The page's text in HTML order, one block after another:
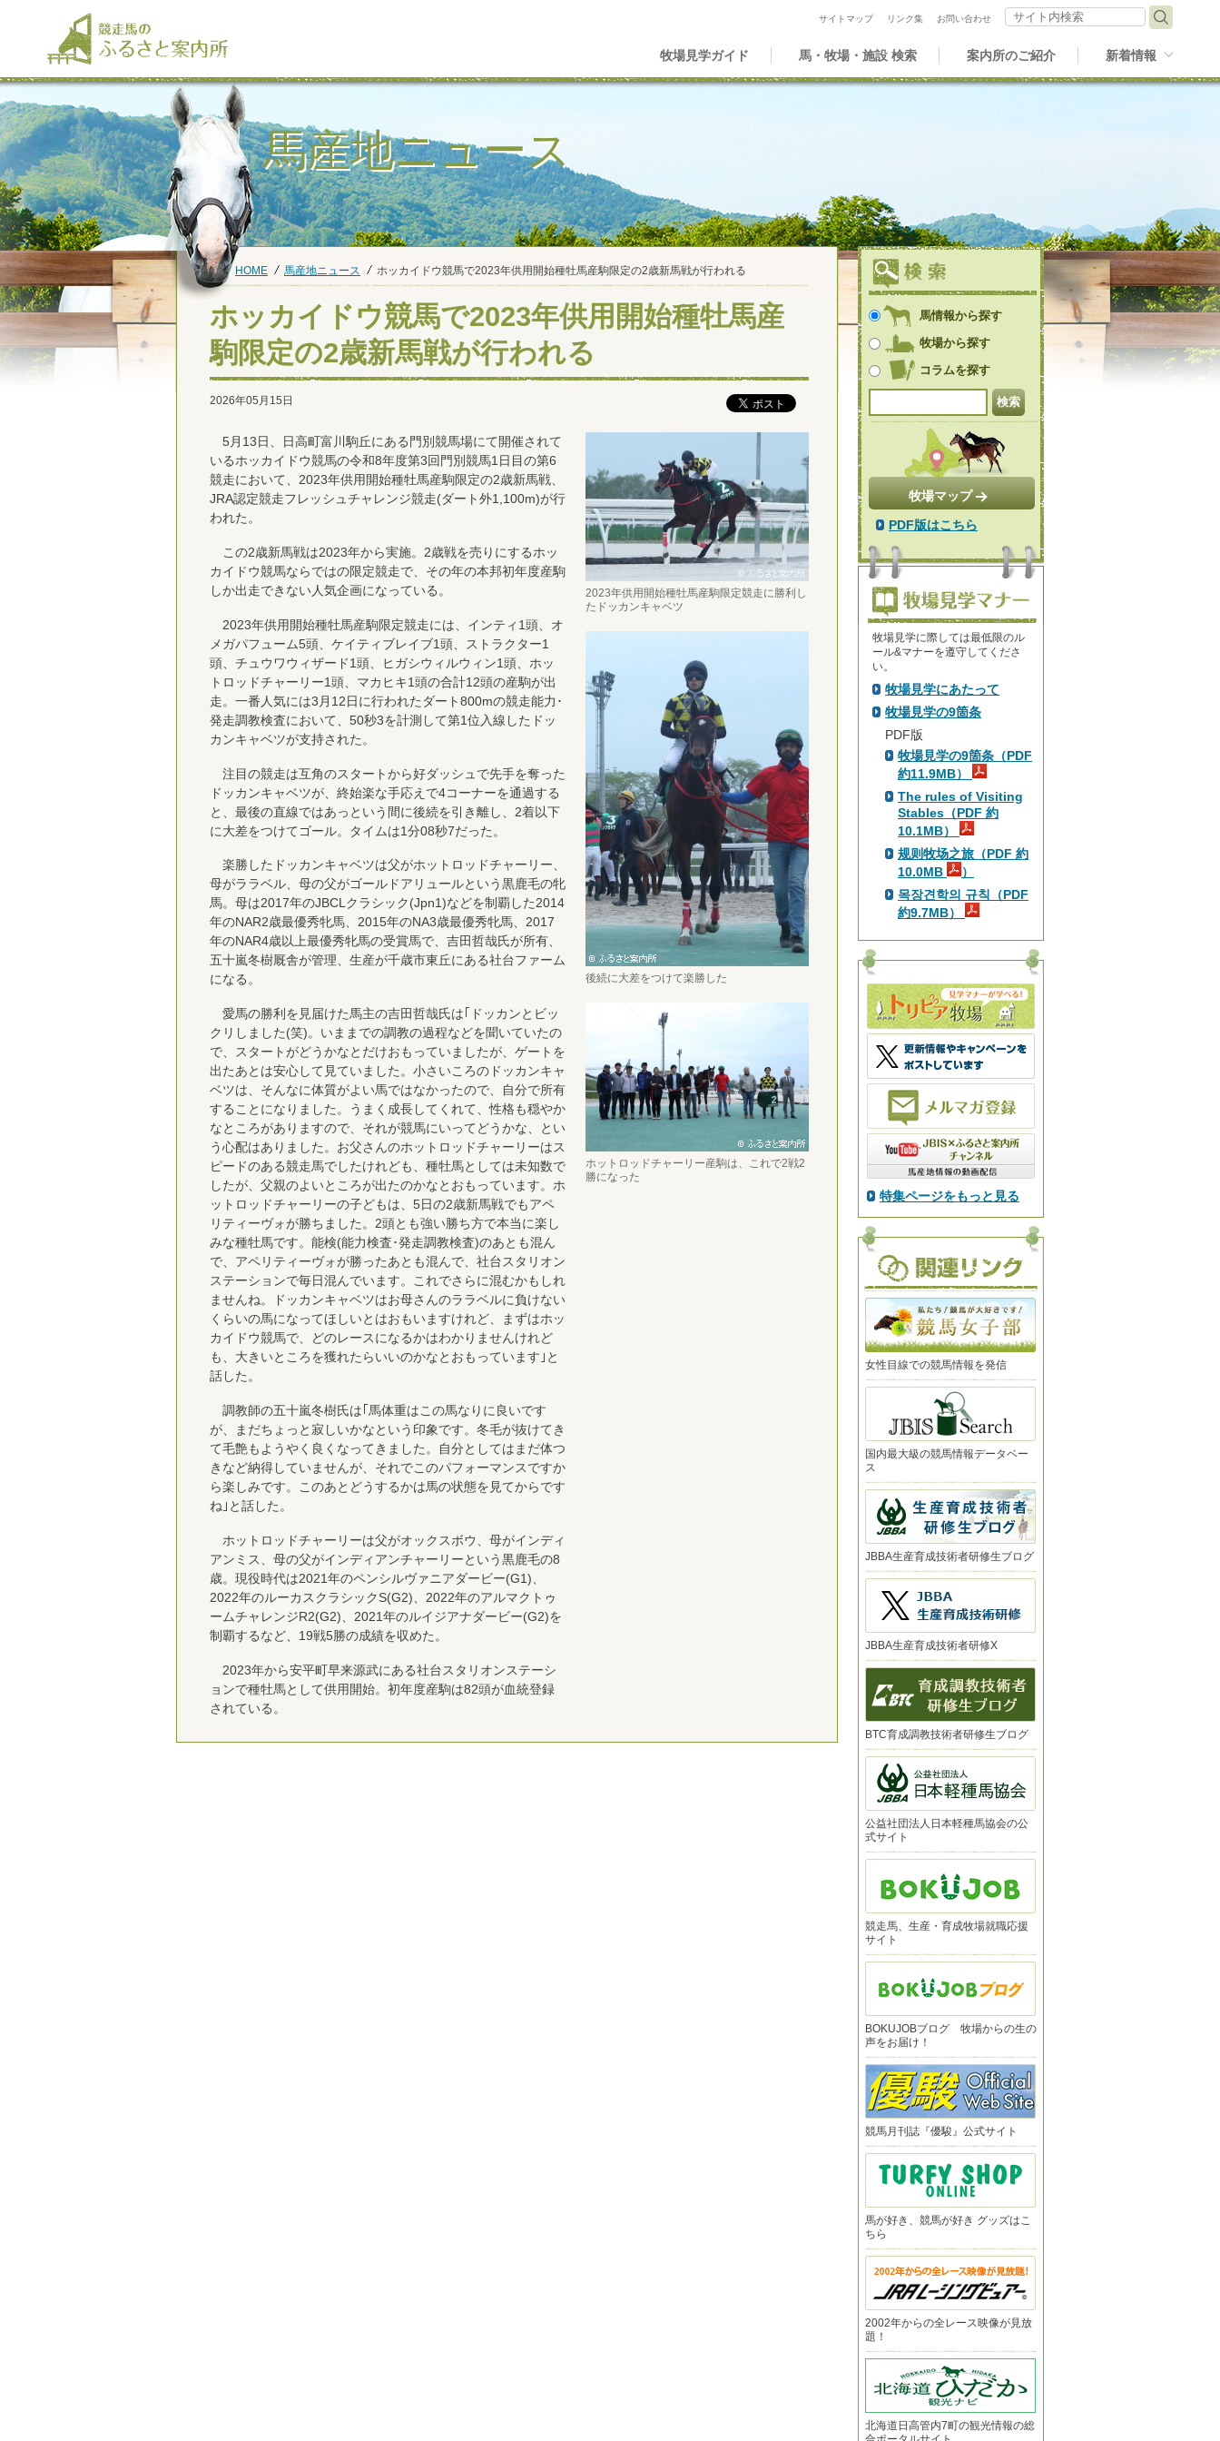
牧場見学ガイド 馬・牧場・施設 検索 案内所のご紹介 新着情報
サイトマップ リンク集 お問い合わせ
サイト内検索
馬産地ニュース
HOME 馬産地ニュース ホッカイドウ競馬で2023年供用開始種牡馬産駒限定の2歳新馬戦が行われる
ホッカイドウ競馬で2023年供用開始種牡馬産
駒限定の2歳新馬戦が行われる
2026年05月15日
2023年供用開始種牡馬産駒限定競走に勝利し
たドッカンキャベツ
後続に大差をつけて楽勝した
ホットロッドチャーリー産駒は、これで2戦2
勝になった
5月13日、日高町富川駒丘にある門別競馬場にて開催されて
いるホッカイドウ競馬の令和8年度第3回門別競馬1日目の第6
競走において、2023年供用開始種牡馬産駒限定の2歳新馬戦、
JRA認定競走フレッシュチャレンジ競走(ダート外1,100m)が行
われた。
この2歳新馬戦は2023年から実施。2歳戦を売りにするホッ
カイドウ競馬ならではの限定競走で、その年の本邦初年度産駒
しか出走できない人気企画になっている。
2023年供用開始種牡馬産駒限定競走には、インティ1頭、オ
メガパフューム5頭、ケイティブレイブ1頭、ストラクター1
頭、チュウワウィザード1頭、ヒガシウィルウィン1頭、ホッ
トロッドチャーリー1頭、マカヒキ1頭の合計12頭の産駒が出
走。一番人気には3月12日に行われたダート800mの競走能力･
発走調教検査において、50秒3を計測して第1位入線したドッ
カンキャベツが支持された。
注目の競走は互角のスタートから好ダッシュで先手を奪った
ドッカンキャベツが、終始楽な手応えで4コーナーを通過する
と、最後の直線ではあっという間に後続を引き離し、2着以下
に大差をつけてゴール。タイムは1分08秒7だった。
楽勝したドッカンキャベツは父がホットロッドチャーリー、
母がララベル、母の父がゴールドアリュールという黒鹿毛の牝
馬。母は2017年のJBCLクラシック(Jpn1)などを制覇した2014
年のNAR2歳最優秀牝馬、2015年のNA3歳最優秀牝馬、2017
年のNAR4歳以上最優秀牝馬の受賞馬で、吉田哲哉氏が所有、
五十嵐冬樹厩舎が管理、生産が千歳市東丘にある社台ファーム
になる。
愛馬の勝利を見届けた馬主の吉田哲哉氏は｢ドッカンとビッ
クリしました(笑)。いままでの調教の過程などを聞いていたの
で、スタートがどうかなとだけおもっていましたが、ゲートを
出たあとは安心して見ていました。小さいころのドッカンキャ
ベツは、そんなに体質がよい馬ではなかったので、自分で所有
することになりました。うまく成長してくれて、性格も穏やか
なところがありますので、それが競馬にいってどうかな、とい
う心配はありました。お父さんのホットロッドチャーリーはス
ピードのある競走馬でしたけれども、種牡馬としては未知数で
したが、父親のよいところが出たのかなとおもっています。ホ
ットロッドチャーリーの子どもは、5日の2歳新馬戦でもアペ
リティーヴォが勝ちました。2頭とも強い勝ち方で本当に楽し
みな種牡馬です。能検(能力検査･発走調教検査)のあとも混ん
で、アペリティーヴォが勝ったあとも混んで、社台スタリオン
ステーションで毎日混んでいます。これでさらに混むかもしれ
ませんね。ドッカンキャベツはお母さんのララベルに負けない
くらいの馬になってほしいとはおもいますけれど、まずはホッ
カイドウ競馬で、どのレースになるかはわかりませんけれど
も、大きいところを獲れたらいいのかなとおもっています｣と
話した。
調教師の五十嵐冬樹氏は｢馬体重はこの馬なりに良いです
が、まだちょっと寂しいかなという印象です。冬毛が抜けてき
て毛艶もようやく良くなってきました。自分としてはまだ体つ
きなど納得していませんが、それでこのパフォーマンスですか
ら楽しみです。このあとどうするかは馬の状態を見てからです
ね｣と話した。
ホットロッドチャーリーは父がオックスボウ、母がインディ
アンミス、母の父がインディアンチャーリーという黒鹿毛の8
歳。現役時代は2021年のペンシルヴァニアダービー(G1)、
2022年のルーカスクラシックS(G2)、2022年のアルマクトゥ
ームチャレンジR2(G2)、2021年のルイジアナダービー(G2)を
制覇するなど、19戦5勝の成績を収めた。
2023年から安平町早来源武にある社台スタリオンステーシ
ョンで種牡馬として供用開始。初年度産駒は82頭が血統登録
されている。
馬情報から探す
牧場から探す
コラムを探す
牧場マップ
PDF版はこちら
牧場見学に際しては最低限のル
ール&マナーを遵守してくださ
い。
牧場見学にあたって
牧場見学の9箇条
PDF版
牧場見学の9箇条（PDF
約11.9MB）
The rules of Visiting
Stables（PDF 約
10.1MB）
规则牧场之旅（PDF 約
10.0MB
）
목장견학의 규칙（PDF
約9.7MB）
特集ページをもっと見る
女性目線での競馬情報を発信
国内最大級の競馬情報データベー
ス
JBBA生産育成技術者研修生ブログ
JBBA生産育成技術者研修X
BTC育成調教技術者研修生ブログ
公益社団法人日本軽種馬協会の公
式サイト
競走馬、生産・育成牧場就職応援
サイト
BOKUJOBブログ 牧場からの生の
声をお届け！
競馬月刊誌『優駿』公式サイト
馬が好き、競馬が好き グッズはこ
ちら
2002年からの全レース映像が見放
題！
北海道日高管内7町の観光情報の総